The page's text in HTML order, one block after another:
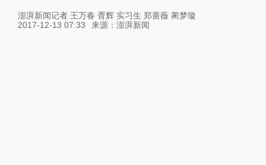
澎湃新闻记者 王万春 胥辉 实习生 郑蔷薇 蔺梦璇
2017-12-13 07:33
来源： 澎湃新闻